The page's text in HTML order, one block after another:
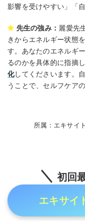
影響を受けやすい」「
先生の強み： 麗愛先
きからエネルギー状態
す。あなたのエネルギ
るのかを具体的に指摘
化してくださいます。
うことで、セルフケア
所属：エキサイ
初回
エキサイ